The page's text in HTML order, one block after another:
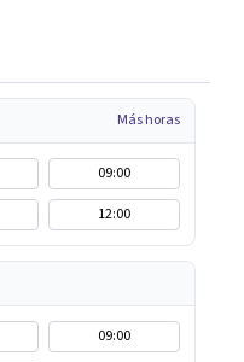
Más horas
09:00
12:00
09:00